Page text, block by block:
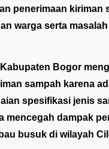
penerimaan kiriman
warga serta
Bogor
sampah karena
spesifikasi jenis
mencegah dampak
busuk di wilayah